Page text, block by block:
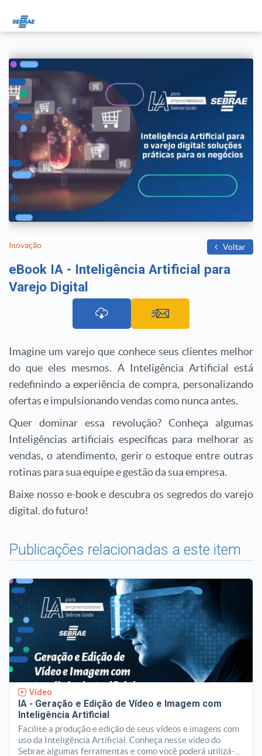
Inovação Voltar
eBook IA - Inteligência Artificial para
Varejo Digital
Imagine um varejo que conhece seus clientes melhor
do que eles mesmos. A Inteligência Artificial está
redefinindo a experiência de compra, personalizando
ofertas e impulsionando vendas como nunca antes.
Quer dominar essa revolução? Conheça algumas
Inteligências artificiais específicas para melhorar as
vendas, o atendimento, gerir o estoque entre outras
rotinas para sua equipe e gestão da sua empresa.
Baixe nosso e-book e descubra os segredos do varejo
digital. do futuro!
Publicações relacionadas a este item
Vídeo
IA - Geração e Edição de Vídeo e Imagem com
Inteligência Artificial
Facilite a produção e edição de seus vídeos e imagens com
uso da Inteligência Artificial. Conheça nesse vídeo do
Sebrae algumas ferramentas e como você poderá utilizá-